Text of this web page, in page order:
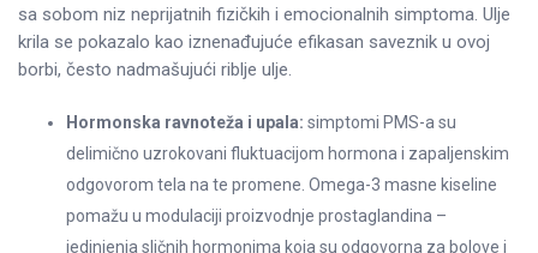
sa sobom niz neprijatnih fizičkih i emocionalnih simptoma. Ulje
krila se pokazalo kao iznenađujuće efikasan saveznik u ovoj
borbi, često nadmašujući riblje ulje.
Hormonska ravnoteža i upala: simptomi PMS-a su
delimično uzrokovani fluktuacijom hormona i zapaljenskim
odgovorom tela na te promene. Omega-3 masne kiseline
pomažu u modulaciji proizvodnje prostaglandina –
jedinjenja sličnih hormonima koja su odgovorna za bolove i